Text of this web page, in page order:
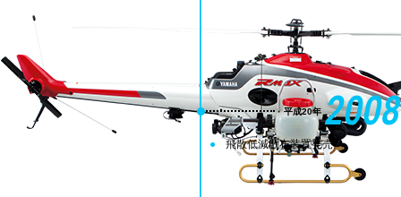
2008
平成20年
飛散低減散布装置発売